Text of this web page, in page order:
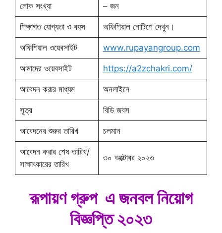
লোক সংখ্যা – জন
শিক্ষাগত যোগ্যতা ও বয়স অফিশিয়াল নোটিশে দেখুন।
অফিশিয়াল ওয়েবসাইট www.rupayangroup.com
আমাদের ওয়েবসাইট https://a2zchakri.com/
আবেদন করার মাধ্যম অনলাইনে
সূত্র বিডি জবস
আবেদনের শুরুর তারিখ চলমান
আবেদন করার শেষ তারিখ/
সাক্ষাৎকারের তারিখ
৩০ অক্টোবর ২০২৩
রূপায়ণ গ্রুপ এ জনবল নিয়োগ
বিজ্ঞপ্তি ২০২৩